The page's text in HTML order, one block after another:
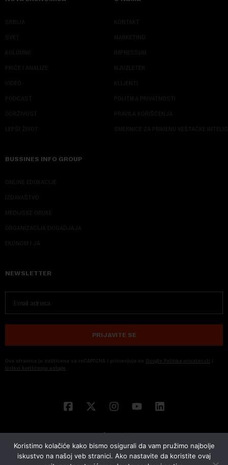
SRBIJA
SVET
KOLUMNE
PRIČE I ANALIZE
VIDEO
PODCAST
ODRŽIVOST
LEPŠI ŽIVOT
KONTAKT
MARKETING
IMPRESSUM
NJUZLETER
KLIJENTI
POLITIKA PRIVATNOSTI
PRAVILA KORIŠĆENJA
SMERNICE ZA PRIMENU VEŠTAČKE
BUSSINES INFO GROUP
ONLINE EDUKACIJE
IZDAVAŠTVO
MEDIJSKE OBUKE
ORGANIZACIJA DOGADJAJA
EKONOM I JA
NEWSLETTER
PRIJAVITE SE
Ova stranica je zaštićena sa reCAPTCHA i primenjuju se Google Politika privatnosti i
Uslovi korišćenja usluge
Koristimo kolačiće kako bismo osigurali da vam pružimo najbolje
iskustvo na našoj veb stranici. Ako nastavite da koristite ovaj